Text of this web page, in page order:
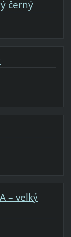
černý
– velký